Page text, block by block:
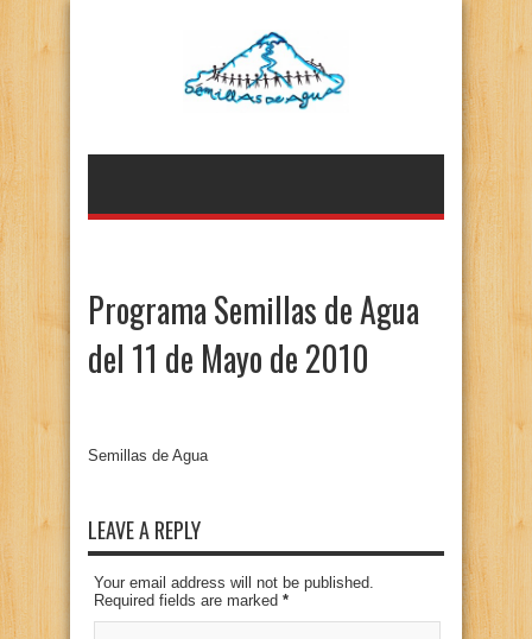
Programa Semillas de Agua
del 11 de Mayo de 2010
Semillas de Agua
LEAVE A REPLY
Your email address will not be published.
Required fields are marked *